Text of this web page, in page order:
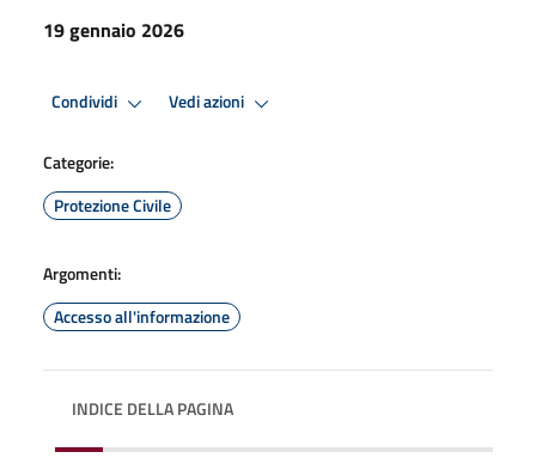
19 gennaio 2026
Condividi Vedi azioni
Categorie:
Protezione Civile
Argomenti:
Accesso all'informazione
INDICE DELLA PAGINA